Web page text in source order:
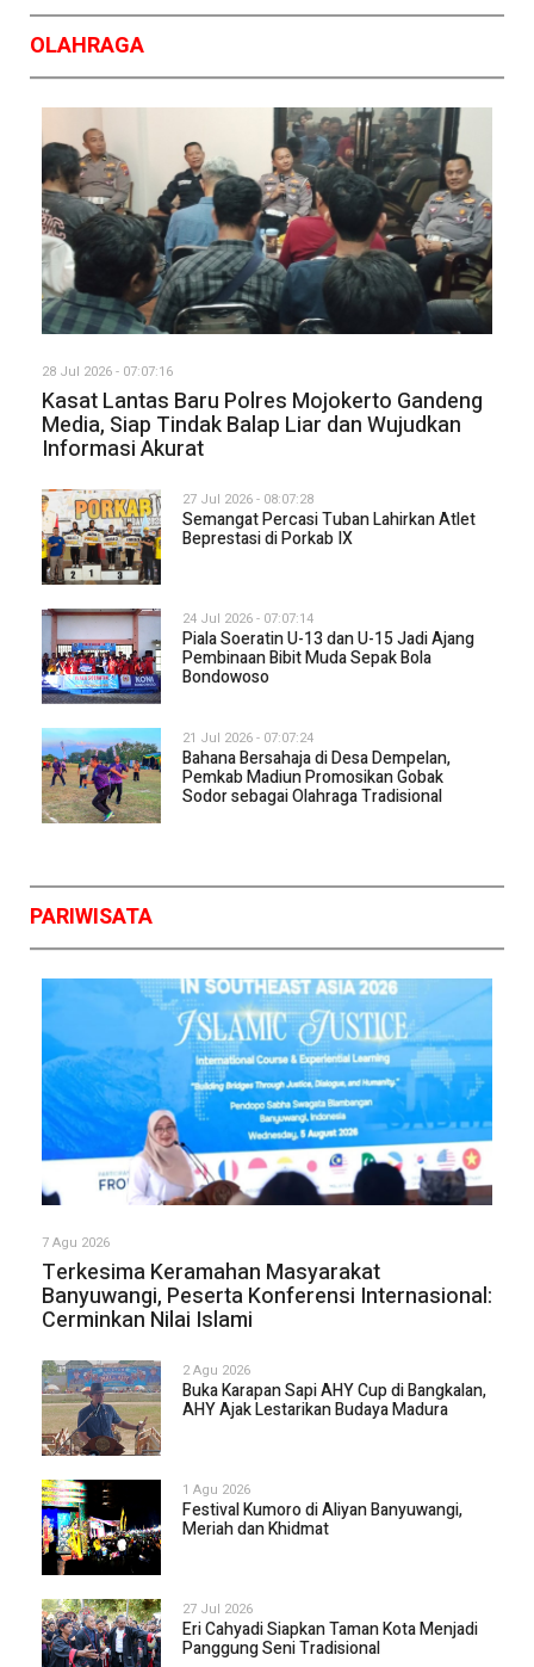
OLAHRAGA
28 Jul 2026 - 07:07:16
Kasat Lantas Baru Polres Mojokerto Gandeng
Media, Siap Tindak Balap Liar dan Wujudkan
Informasi Akurat
27 Jul 2026 - 08:07:28
Semangat Percasi Tuban Lahirkan Atlet
Beprestasi di Porkab IX
24 Jul 2026 - 07:07:14
Piala Soeratin U-13 dan U-15 Jadi Ajang
Pembinaan Bibit Muda Sepak Bola
Bondowoso
21 Jul 2026 - 07:07:24
Bahana Bersahaja di Desa Dempelan,
Pemkab Madiun Promosikan Gobak
Sodor sebagai Olahraga Tradisional
PARIWISATA
7 Agu 2026
Terkesima Keramahan Masyarakat
Banyuwangi, Peserta Konferensi Internasional:
Cerminkan Nilai Islami
2 Agu 2026
Buka Karapan Sapi AHY Cup di Bangkalan,
AHY Ajak Lestarikan Budaya Madura
1 Agu 2026
Festival Kumoro di Aliyan Banyuwangi,
Meriah dan Khidmat
27 Jul 2026
Eri Cahyadi Siapkan Taman Kota Menjadi
Panggung Seni Tradisional